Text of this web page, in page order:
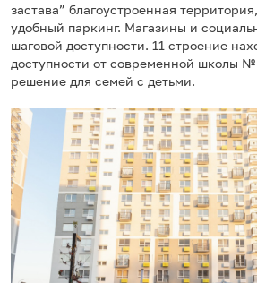
застава” благоустроенная
удобный паркинг. Магазины и
шаговой доступности. 11 строение
доступности от современной школы №
решение для семей с детьми.